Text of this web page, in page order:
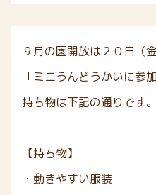
９月の園開放は２０日（
「ミニうんどうかいに参
持ち物は下記の通りです。
【持ち物】
・動きやすい服装